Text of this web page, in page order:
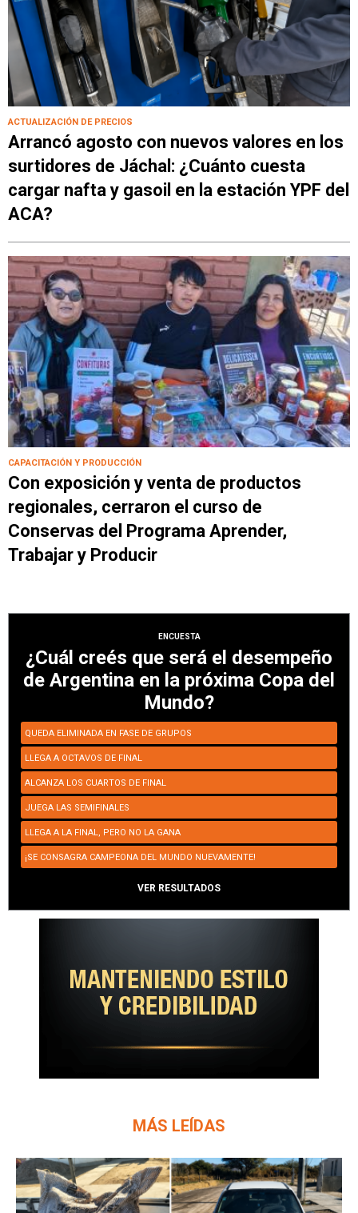
ACTUALIZACIÓN DE PRECIOS
Arrancó agosto con nuevos valores en los
surtidores de Jáchal: ¿Cuánto cuesta
cargar nafta y gasoil en la estación YPF del
ACA?
CAPACITACIÓN Y PRODUCCIÓN
Con exposición y venta de productos
regionales, cerraron el curso de
Conservas del Programa Aprender,
Trabajar y Producir
ENCUESTA
¿Cuál creés que será el desempeño
de Argentina en la próxima Copa del
Mundo?
QUEDA ELIMINADA EN FASE DE GRUPOS
LLEGA A OCTAVOS DE FINAL
ALCANZA LOS CUARTOS DE FINAL
JUEGA LAS SEMIFINALES
LLEGA A LA FINAL, PERO NO LA GANA
¡SE CONSAGRA CAMPEONA DEL MUNDO NUEVAMENTE!
VER RESULTADOS
MÁS LEÍDAS